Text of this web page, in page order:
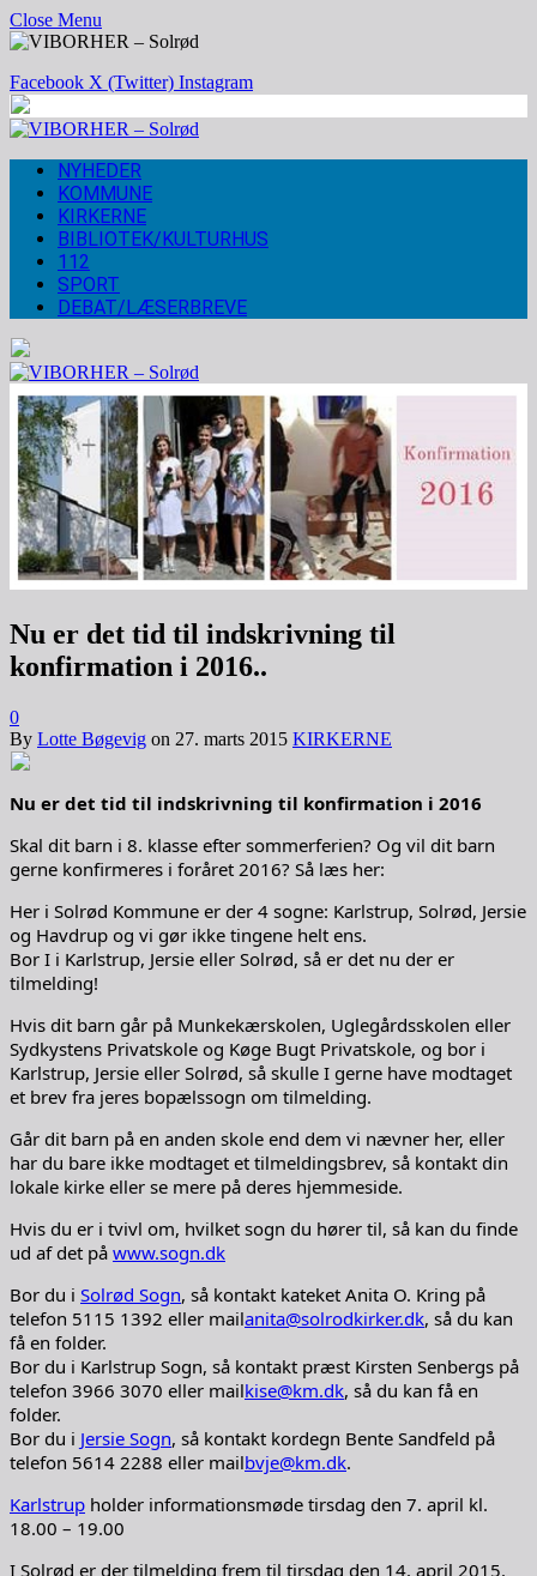
Close Menu
Facebook X (Twitter) Instagram
NYHEDER
KOMMUNE
KIRKERNE
BIBLIOTEK/KULTURHUS
112
SPORT
DEBAT/LÆSERBREVE
Nu er det tid til indskrivning til
konfirmation i 2016..
0
By Lotte Bøgevig on 27. marts 2015 KIRKERNE
Nu er det tid til indskrivning til konfirmation i 2016
Skal dit barn i 8. klasse efter sommerferien? Og vil dit barn
gerne konfirmeres i foråret 2016? Så læs her:
Her i Solrød Kommune er der 4 sogne: Karlstrup, Solrød, Jersie
og Havdrup og vi gør ikke tingene helt ens.
Bor I i Karlstrup, Jersie eller Solrød, så er det nu der er
tilmelding!
Hvis dit barn går på Munkekærskolen, Uglegårdsskolen eller
Sydkystens Privatskole og Køge Bugt Privatskole, og bor i
Karlstrup, Jersie eller Solrød, så skulle I gerne have modtaget
et brev fra jeres bopælssogn om tilmelding.
Går dit barn på en anden skole end dem vi nævner her, eller
har du bare ikke modtaget et tilmeldingsbrev, så kontakt din
lokale kirke eller se mere på deres hjemmeside.
Hvis du er i tvivl om, hvilket sogn du hører til, så kan du finde
ud af det på www.sogn.dk
Bor du i Solrød Sogn, så kontakt kateket Anita O. Kring på
telefon 5115 1392 eller mailanita@solrodkirker.dk, så du kan
få en folder.
Bor du i Karlstrup Sogn, så kontakt præst Kirsten Senbergs på
telefon 3966 3070 eller mailkise@km.dk, så du kan få en
folder.
Bor du i Jersie Sogn, så kontakt kordegn Bente Sandfeld på
telefon 5614 2288 eller mailbvje@km.dk.
Karlstrup holder informationsmøde tirsdag den 7. april kl.
18.00 – 19.00
I Solrød er der tilmelding frem til tirsdag den 14. april 2015.